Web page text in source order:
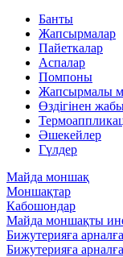
Банты
Жапсырмалар
Пайеткалар
Аспалар
Помпоны
Жапсырмалы
Өздігінен
Әшекейлер
Гүлдер
Майда моншақ
Моншақтар
Кабошондар
Майда моншақты
Бижутерияға
Бижутерияға